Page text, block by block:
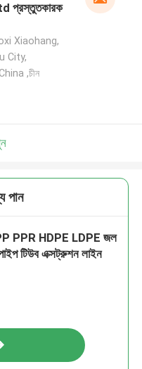
প্রস্তুতকারক
Xiaohang,
City,
,চীন
পান
PPR HDPE LDPE জল
টিউব এক্সট্রুশন লাইন